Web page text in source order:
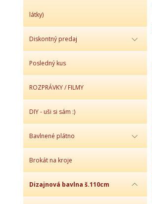
látky)
Diskontný predaj
Posledný kus
ROZPRÁVKY / FILMY
DIY - uši si sám :)
Bavlnené plátno
Brokát na kroje
Dizajnová bavlna š.110cm